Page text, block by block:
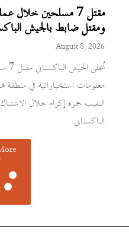
مقتل 7 مسلحين خلال
ومقتل ضابط بالجيش
August 8, 2026
معلومات استخباراتية في منطقة
النقيب حمزة إكرام خلال
الباكستاني